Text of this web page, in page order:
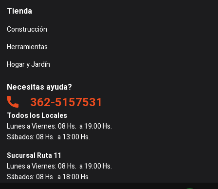
Tienda
Construcción
Herramientas
Hogar y Jardín
Necesitas ayuda?
362-5157531
Todos los Locales
Lunes a Viernes: 08 Hs. a 19:00 Hs.
Sábados: 08 Hs. a 13:00 Hs.
Sucursal Ruta 11
Lunes a Viernes: 08 Hs. a 19:00 Hs.
Sábados: 08 Hs. a 18:00 Hs.